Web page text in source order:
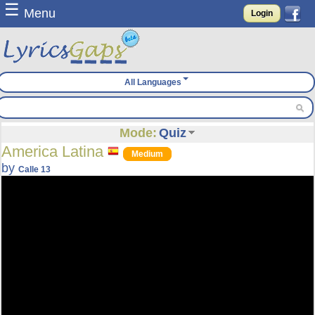
☰ Menu Login
All Languages
Mode: Quiz
America Latina Medium
byCalle 13